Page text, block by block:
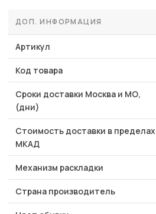
ДОП. ИНФОРМАЦИЯ
Артикул
Код товара
Сроки доставки Москва и МО,
(дни)
Стоимость доставки в пределах
МКАД
Механизм раскладки
Страна производитель